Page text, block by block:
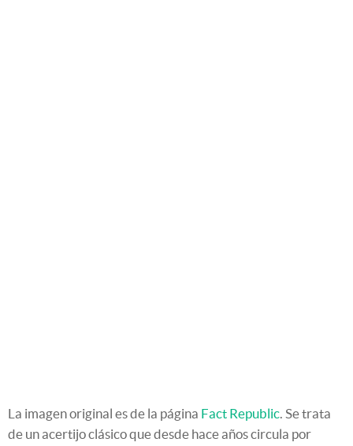
La imagen original es de la página Fact Republic. Se trata
de un acertijo clásico que desde hace años circula por